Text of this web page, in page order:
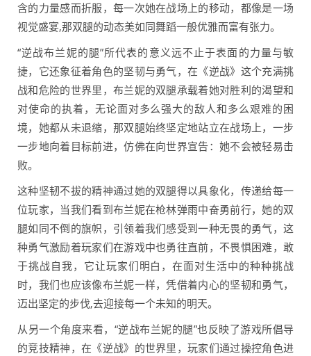
含的力量感而折服，每一次她在战场上的移动，都像是一场
视觉盛宴,那双腿的动态美如同舞蹈一般优雅而富有张力。
“逆战布兰妮的腿”所代表的意义远不止于表面的力量与敏
捷，它还象征着角色的坚韧与勇气，在《逆战》这个充满挑
战和危险的世界里，布兰妮的双腿承载着她对胜利的渴望和
对使命的执着，无论面对多么强大的敌人和多么艰难的困
境，她都从未退缩，那双腿始终坚定地站立在战场上，一步
一步地向着目标前进，仿佛在向世界宣告：她不会被轻易击
败。
这种坚韧不拔的精神通过她的双腿得以具象化，传递给每一
位玩家，当我们看到布兰妮在枪林弹雨中奋勇前行，她的双
腿如同不倒的旗帜，引领着我们感受到一种无畏的勇气，这
种勇气激励着玩家们在游戏中也勇往直前，不畏惧困难，敢
于挑战自我，它让玩家们明白，在面对生活中的种种挑战
时，我们也应该像布兰妮一样，凭借着内心的坚韧和勇气，
迈出坚定的步伐,去迎接每一个未知的明天。
从另一个角度来看，“逆战布兰妮的腿”也反映了游戏所倡导
的竞技精神，在《逆战》的世界里，玩家们通过操控角色进